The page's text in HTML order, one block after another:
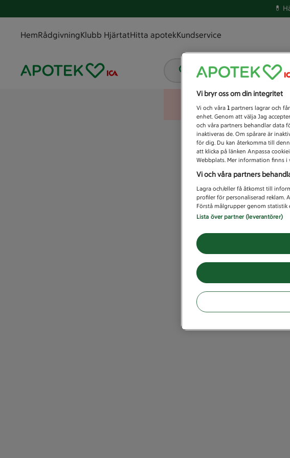
💊
HemRådgivningKlubb HjärtatHitta apotekKundservice
Vad letar du efter idag?
Vi bryr oss om din integritet
Vi och våra 1 partners lagrar och
enhet. Genom att välja Jag
och våra partners behandlar data
inaktiveras de. Om spårare är
för dig. Du kan återkomma till
att klicka på länken Anpassa
Webbplats. Mer information finns i
Vi och våra partners
Lagra och/eller få åtkomst till
profiler för personaliserad reklam.
Förstå målgrupper genom
Lista över partner (leverantörer)